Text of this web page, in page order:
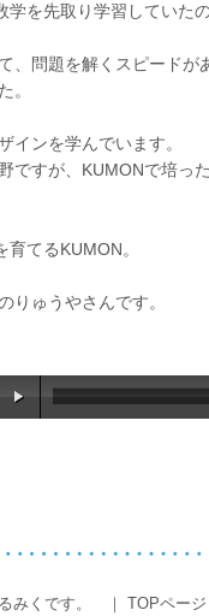
学を先取り学習していた
、問題を解くスピードが
。
インを学んでいます。
ですが、KUMONで培っ
育てるKUMON。
りゅうやさんです。
みくです。 ｜ TOPページ